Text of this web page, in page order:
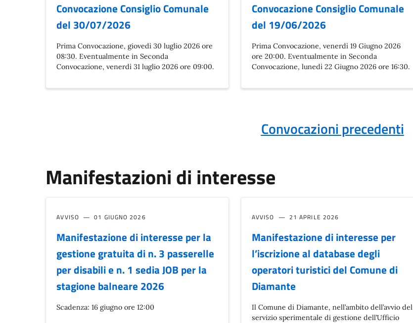
Convocazione Consiglio Comunale
del 30/07/2026
Prima Convocazione, giovedì 30 luglio 2026 ore
08:30. Eventualmente in Seconda
Convocazione, venerdì 31 luglio 2026 ore 09:00.
Convocazione Consiglio Comunale
del 19/06/2026
Prima Convocazione, venerdì 19 Giugno 2026
ore 20:00. Eventualmente in Seconda
Convocazione, lunedì 22 Giugno 2026 ore 16:30.
Convocazioni precedenti
Manifestazioni di interesse
AVVISO 01 GIUGNO 2026
Manifestazione di interesse per la
gestione gratuita di n. 3 passerelle
per disabili e n. 1 sedia JOB per la
stagione balneare 2026
Scadenza: 16 giugno ore 12:00
AVVISO 21 APRILE 2026
Manifestazione di interesse per
l’iscrizione al database degli
operatori turistici del Comune di
Diamante
Il Comune di Diamante, nell’ambito dell’avvio del
servizio sperimentale di gestione dell’Ufficio